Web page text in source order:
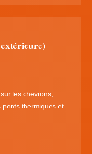
les chevrons,
ponts thermiques et